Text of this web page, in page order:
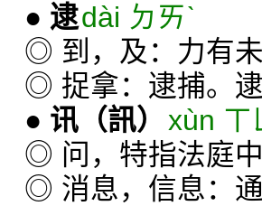
● 逮dài ㄉㄞˋ
◎ 到，及：力有未
◎ 捉拿：逮捕。逮
● 讯 （訊） xùn ㄒ
◎ 问，特指法庭
◎ 消息，信息：